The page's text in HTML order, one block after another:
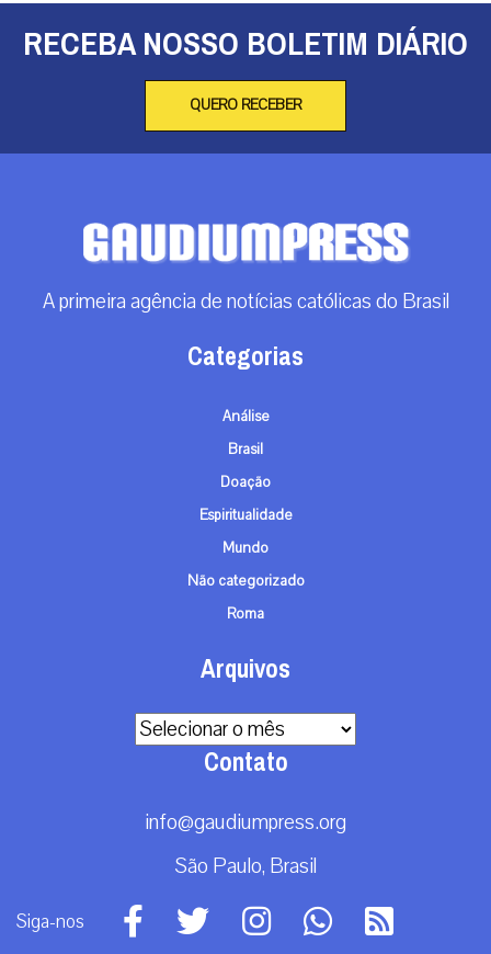
RECEBA NOSSO BOLETIM DIÁRIO
QUERO RECEBER
A primeira agência de notícias católicas do Brasil
Categorias
Análise
Brasil
Doação
Espiritualidade
Mundo
Não categorizado
Roma
Arquivos
Arquivos
Contato
info@gaudiumpress.org
São Paulo, Brasil
Siga-nos